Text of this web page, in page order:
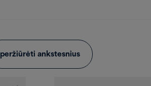
peržiūrėti ankstesnius